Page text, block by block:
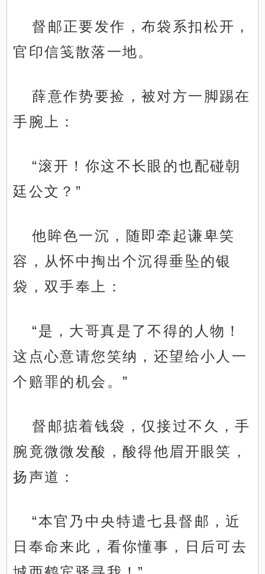
督邮正要发作，布袋系扣松开，
官印信笺散落一地。
薛意作势要捡，被对方一脚踢在
手腕上：
“滚开！你这不长眼的也配碰朝
廷公文？”
他眸色一沉，随即牵起谦卑笑
容，从怀中掏出个沉得垂坠的银
袋，双手奉上：
“是，大哥真是了不得的人物！
这点心意请您笑纳，还望给小人一
个赔罪的机会。”
督邮掂着钱袋，仅接过不久，手
腕竟微微发酸，酸得他眉开眼笑，
扬声道：
“本官乃中央特遣七县督邮，近
日奉命来此，看你懂事，日后可去